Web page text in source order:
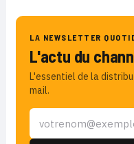
LA NEWSLETTER
L'actu du
L'essentiel de la
mail.